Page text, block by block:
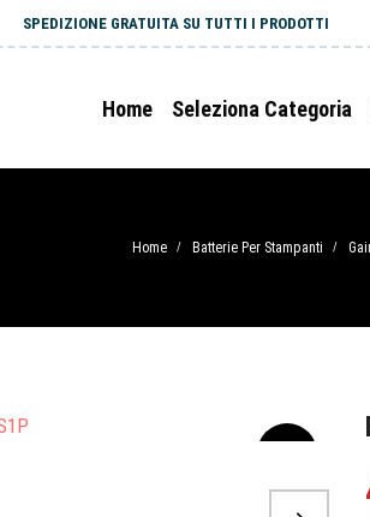
SPEDIZIONE GRATUITA SU TUTTI I PRODOTTI
Home Seleziona Categoria
Home / Batterie Per Stampanti /